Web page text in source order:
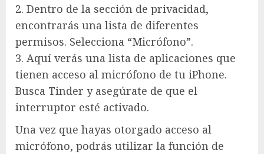
2. Dentro de la sección de privacidad,
encontrarás una lista de diferentes
permisos. Selecciona “Micrófono”.
3. Aquí verás una lista de aplicaciones que
tienen acceso al micrófono de tu iPhone.
Busca Tinder y asegúrate de que el
interruptor esté activado.
Una vez que hayas otorgado acceso al
micrófono, podrás utilizar la función de